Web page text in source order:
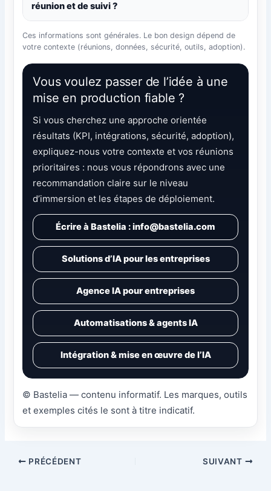
réunion et de suivi ?
Ces informations sont générales. Le bon design dépend de
votre contexte (réunions, données, sécurité, outils, adoption).
Vous voulez passer de l’idée à une
mise en production fiable ?
Si vous cherchez une approche orientée
résultats (KPI, intégrations, sécurité, adoption),
expliquez-nous votre contexte et vos réunions
prioritaires : nous vous répondrons avec une
recommandation claire sur le niveau
d’immersion et les étapes de déploiement.
Écrire à Bastelia : info@bastelia.com
Solutions d’IA pour les entreprises
Agence IA pour entreprises
Automatisations & agents IA
Intégration & mise en œuvre de l’IA
© Bastelia — contenu informatif. Les marques, outils
et exemples cités le sont à titre indicatif.
PRÉCÉDENT SUIVANT